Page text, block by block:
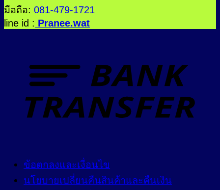
มือถือ: 081-479-1721
line id : Pranee.wat
ข้อตกลงและเงื่อนไข
นโยบายเปลี่ยนคืนสินค้าและคืนเงิน